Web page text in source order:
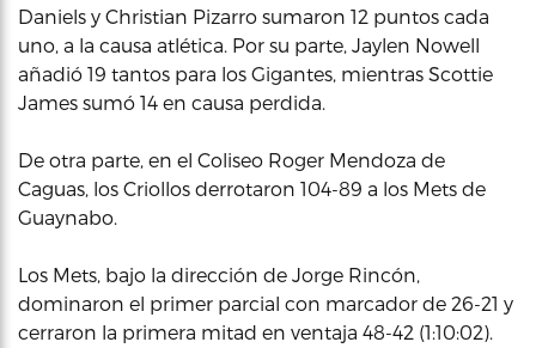
Daniels y Christian Pizarro sumaron 12 puntos cada
uno, a la causa atlética. Por su parte, Jaylen Nowell
añadió 19 tantos para los Gigantes, mientras Scottie
James sumó 14 en causa perdida.
De otra parte, en el Coliseo Roger Mendoza de
Caguas, los Criollos derrotaron 104-89 a los Mets de
Guaynabo.
Los Mets, bajo la dirección de Jorge Rincón,
dominaron el primer parcial con marcador de 26-21 y
cerraron la primera mitad en ventaja 48-42 (1:10:02).